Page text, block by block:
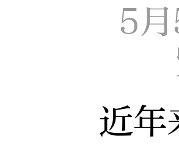
5
近年来